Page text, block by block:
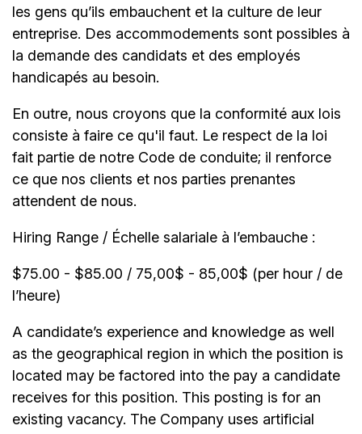
les gens qu’ils embauchent et la culture de leur
entreprise. Des accommodements sont possibles à
la demande des candidats et des employés
handicapés au besoin.
En outre, nous croyons que la conformité aux lois
consiste à faire ce qu'il faut. Le respect de la loi
fait partie de notre Code de conduite; il renforce
ce que nos clients et nos parties prenantes
attendent de nous.
Hiring Range / Échelle salariale à l’embauche :
$75.00 - $85.00 / 75,00$ - 85,00$ (per hour / de
l’heure)
A candidate’s experience and knowledge as well
as the geographical region in which the position is
located may be factored into the pay a candidate
receives for this position. This posting is for an
existing vacancy. The Company uses artificial